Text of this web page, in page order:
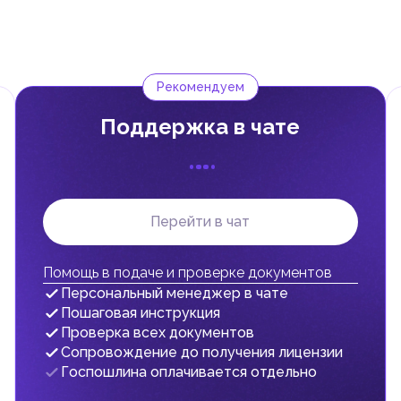
в Non-Designated Zones (фризоны, не включенные в список
предусмотренные Федеральным декретом-
обязана зарегистрироваться в Федеральном налоговом
от уплаты НДС или облагаться по ставке 0%. Например,
услуги.
по ставке 9%, взимаемый с налогооблагаемой чистой
не превышающему 375 000 AED.
медицинские учреждения полностью освобождены от уплаты
Поддержка в чате
Рекомендуем
Перейти в чат
Помощь в подаче и проверке документов
Персональный менеджер в чате
Пошаговая инструкция
Проверка всех документов
Сопровождение до получения лицензии
Госпошлина оплачивается отдельно